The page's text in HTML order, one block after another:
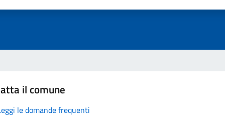
il comune
le domande frequenti